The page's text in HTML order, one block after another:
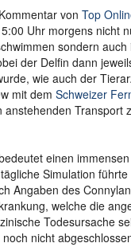
von Top
Uhr morgens nicht
sondern auch
der Delfin dann
wie auch der
mit dem Schweizer
anstehenden Transport
einen
Simulation führte
Angaben des
welche die
Todesursache
nicht